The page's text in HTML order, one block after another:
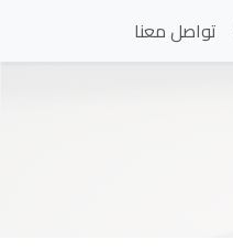
تواصل معنا